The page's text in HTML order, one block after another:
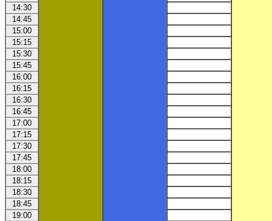
14:30
14:45
15:00
15:15
15:30
15:45
16:00
16:15
16:30
16:45
17:00
17:15
17:30
17:45
18:00
18:15
18:30
18:45
19:00